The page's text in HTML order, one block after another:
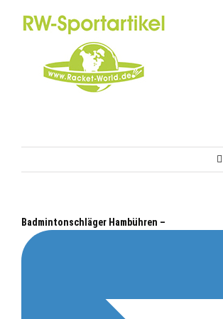
Badmintonschläger Hambühren –